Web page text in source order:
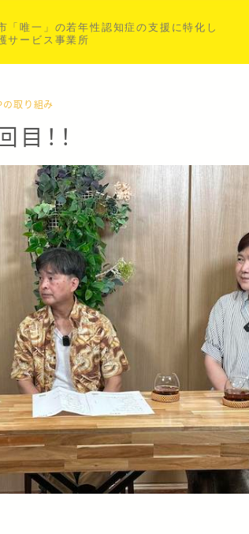
「唯一」の若年性認知症の支援に特化し
サービス事業所
取り組み
！！